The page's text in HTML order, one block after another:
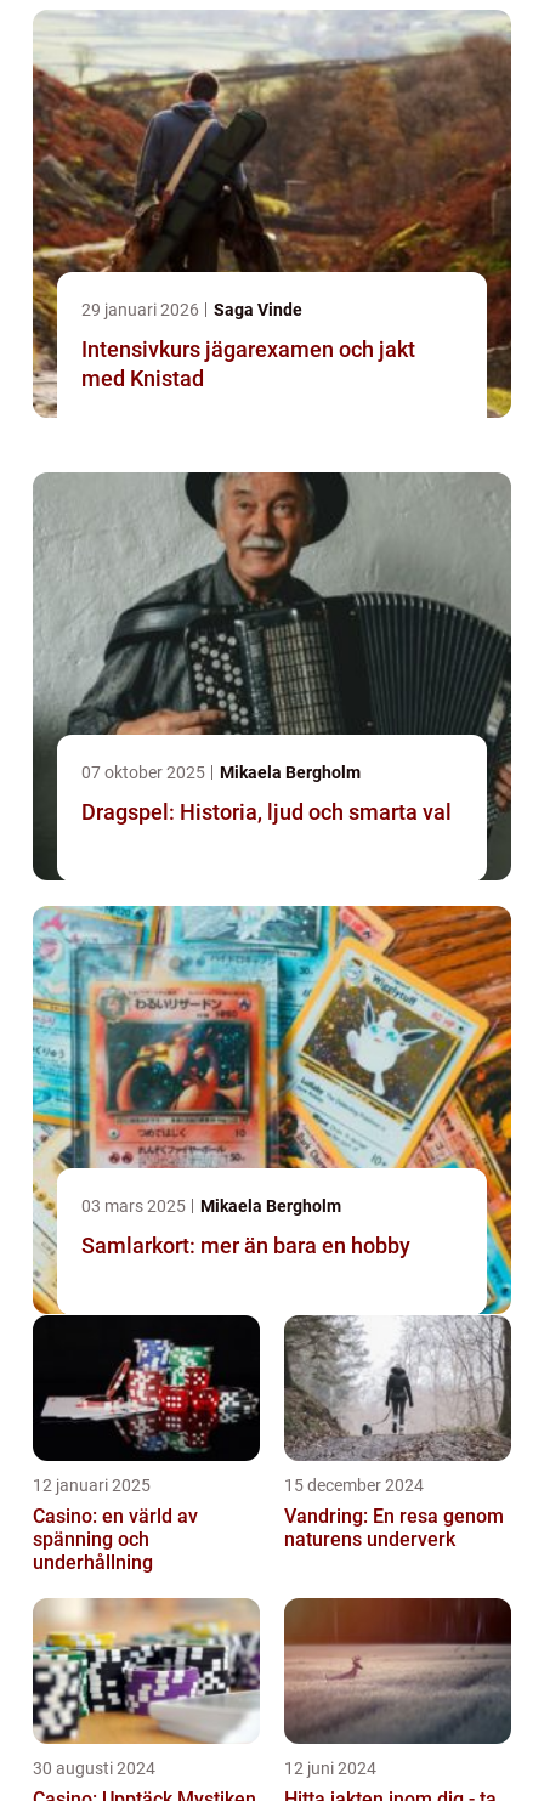
29 januari 2026 Saga Vinde
Intensivkurs jägarexamen och jakt
med Knistad
07 oktober 2025 Mikaela Bergholm
Dragspel: Historia, ljud och smarta val
03 mars 2025 Mikaela Bergholm
Samlarkort: mer än bara en hobby
12 januari 2025
Casino: en värld av
spänning och
underhållning
15 december 2024
Vandring: En resa genom
naturens underverk
30 augusti 2024 12 juni 2024